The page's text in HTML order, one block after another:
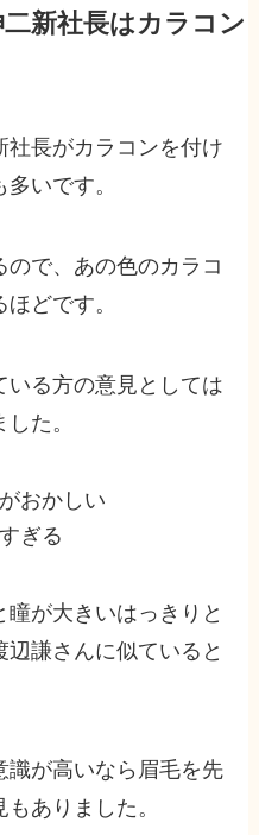
新社長はカラコン
社長がカラコンを付け
いです。
で、あの色のカラコ
どです。
いる方の意見としては
た。
おかしい
ぎる
が大きいはっきりと
辺謙さんに似ていると
識が高いなら眉毛を先
ありました。